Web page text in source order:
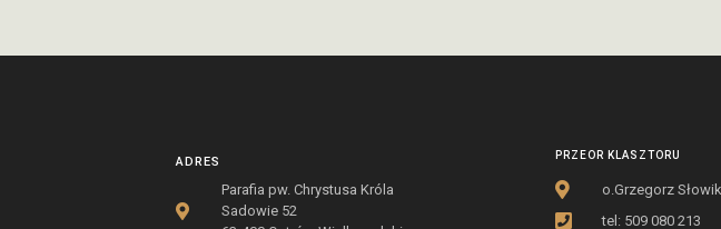
ADRES
Parafia pw. Chrystusa Króla
Sadowie 52
PRZEOR KLASZTORU
o.Grzegorz
tel: 509 080 213